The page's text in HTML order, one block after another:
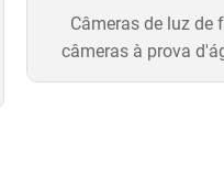
Câmeras de luz de
câmeras à prova